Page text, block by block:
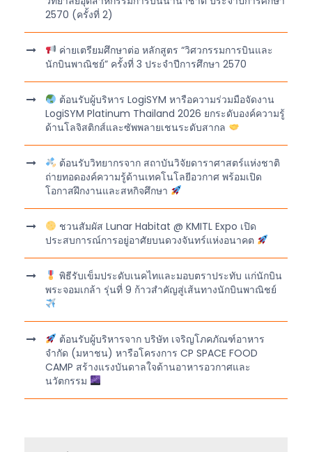
2570 (ครั้งที่ 2)
ค่ายเตรียมศึกษาต่อ หลักสูตร “วิศวกรรมการบินและ
นักบินพาณิชย์” ครั้งที่ 3 ประจำปีการศึกษา 2570
ต้อนรับผู้บริหาร LogiSYM หารือความร่วมมือจัดงาน
LogiSYM Platinum Thailand 2026 ยกระดับองค์ความรู้
ด้านโลจิสติกส์และซัพพลายเชนระดับสากล
ต้อนรับวิทยากรจาก สถาบันวิจัยดาราศาสตร์แห่งชาติ
ถ่ายทอดองค์ความรู้ด้านเทคโนโลยีอวกาศ พร้อมเปิด
โอกาสฝึกงานและสหกิจศึกษา
ชวนสัมผัส Lunar Habitat @ KMITL Expo เปิด
ประสบการณ์การอยู่อาศัยบนดวงจันทร์แห่งอนาคต
พิธีรับเข็มประดับเนคไทและมอบตราประทับ แก่นักบิน
พระจอมเกล้า รุ่นที่ 9 ก้าวสำคัญสู่เส้นทางนักบินพาณิชย์
ต้อนรับผู้บริหารจาก บริษัท เจริญโภคภัณฑ์อาหาร
จำกัด (มหาชน) หารือโครงการ CP SPACE FOOD
CAMP สร้างแรงบันดาลใจด้านอาหารอวกาศและ
นวัตกรรม